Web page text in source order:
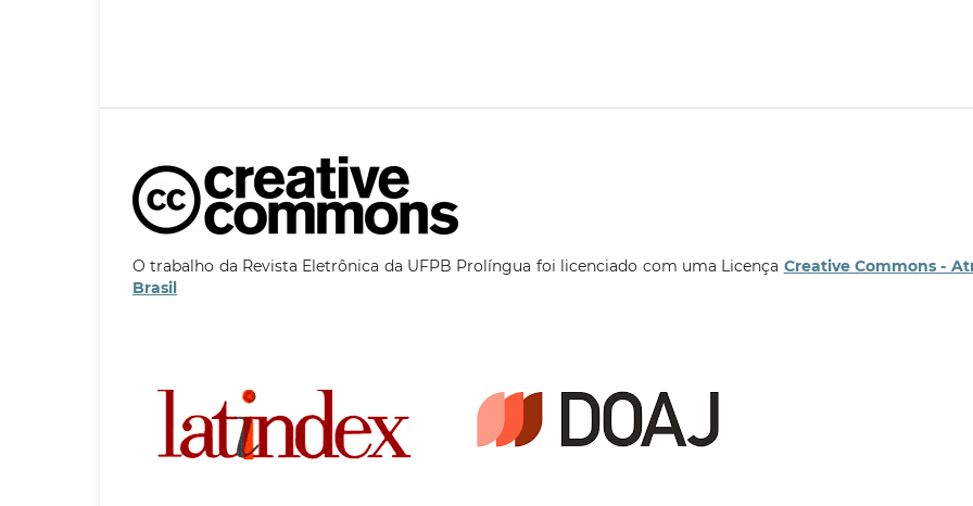
O trabalho da Revista Eletrônica da UFPB Prolíngua foi licenciado com uma Licença Creative Commons -
Brasil